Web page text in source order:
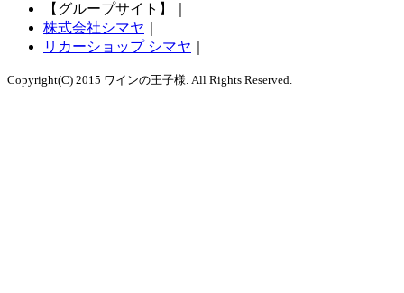
【グループサイト】
株式会社シマヤ
リカーショップ シマヤ
Copyright(C) 2015 ワインの王子様. All Rights Reserved.